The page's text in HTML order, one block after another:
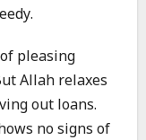
pleasing
Allah relaxes
out loans.
no signs of